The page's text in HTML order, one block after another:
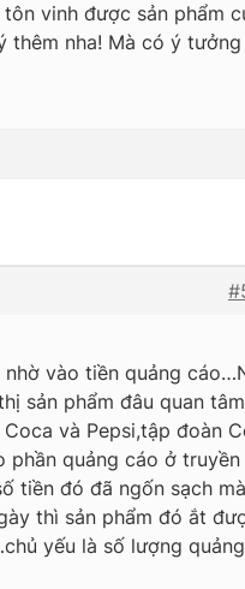
vinh được sản phẩm
thêm nha! Mà có ý tưởng
vào tiền quảng
sản phẩm đâu quan
và Pepsi,tập đoàn
quảng cáo ở truyền
tiền đó đã ngốn sạch
thì sản phẩm đó ắt
yếu là số lượng